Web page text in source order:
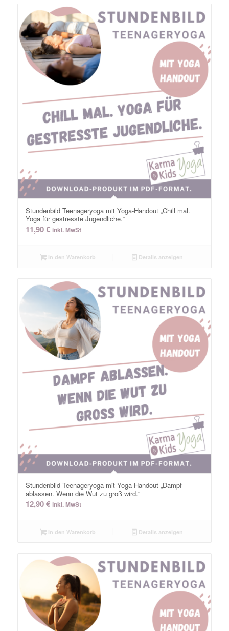
Stundenbild Teenageryoga mit Yoga-Handout „Chill mal.
Yoga für gestresste Jugendliche.“
11,90€ inkl. MwSt
In den Warenkorb Details anzeigen
Stundenbild Teenageryoga mit Yoga-Handout „Dampf
ablassen. Wenn die Wut zu groß wird.“
12,90€ inkl. MwSt
In den Warenkorb Details anzeigen